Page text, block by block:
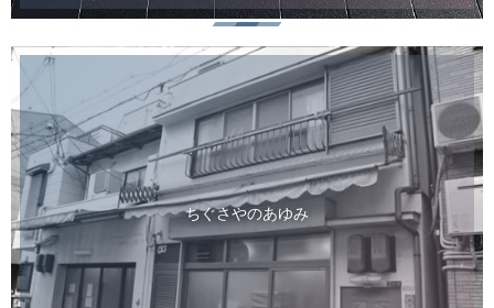
ちぐさやのあゆみ